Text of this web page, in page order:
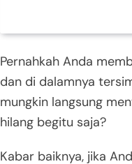
Pernahkah Anda
dan di dalamnya
mungkin langsung
hilang begitu saja?
Kabar baiknya, jika